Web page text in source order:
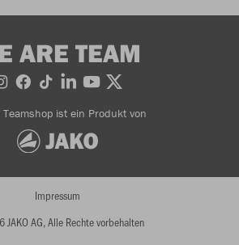
ARE TEAM
Teamshop ist ein Produkt von
AG, Alle Rechte vorbehalten
Impressum